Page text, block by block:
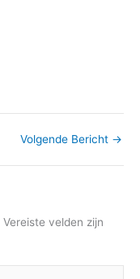
Volgende Bericht →
Vereiste velden zijn